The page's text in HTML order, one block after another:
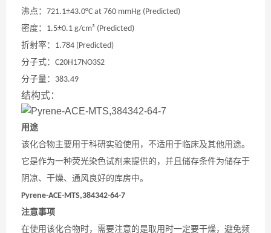
沸点： 721.1±43.0°C at 760 mmHg (Predicted)
密度： 1.5±0.1 g/cm³ (Predicted)
折射率： 1.784 (Predicted)
分子式： C20H17NO3S2
分子量： 383.49
结构式：
用途
该化合物主要用于科研实验使用，不适用于临床及其他用途。
它是作为一种荧光染色试剂来提供的，并且储存条件为储存于
阴凉、干燥、通风良好的库房中。
Pyrene-ACE-MTS,384342-64-7
注意事项
在使用该化合物时，需要注意的是取用时一定要干燥，避免频